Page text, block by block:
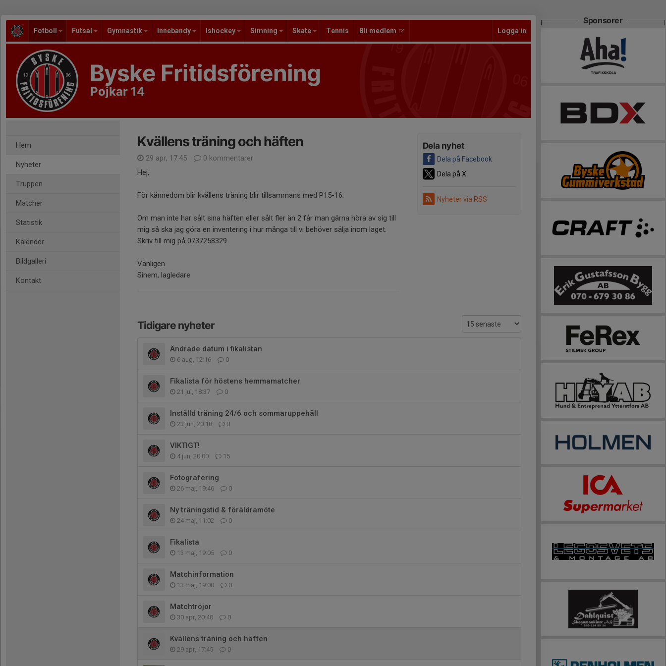
Fotboll Futsal Gymnastik Innebandy Ishockey Simning Skate Tennis Bli medlem Logga in
Byske Fritidsförening
Pojkar 14
Hem
Nyheter
Truppen
Matcher
Statistik
Kalender
Bildgalleri
Kontakt
Dela nyhet
Dela på Facebook
Dela på X
Nyheter via RSS
Kvällens träning och häften
29 apr, 17:45
0 kommentarer
Hej,
För kännedom blir kvällens träning blir tillsammans med P15-16.
Om man inte har sålt sina häften eller sålt fler än 2 får man gärna höra av sig till
mig så ska jag göra en inventering i hur många till vi behöver sälja inom laget.
Skriv till mig på 0737258329
Vänligen
Sinem, lagledare
Tidigare nyheter
Ändrade datum i fikalistan
6 aug, 12:16 0
Fikalista för höstens hemmamatcher
21 jul, 18:37 0
Inställd träning 24/6 och sommaruppehåll
23 jun, 20:18 0
VIKTIGT!
4 jun, 20:00 15
Fotografering
26 maj, 19:46 0
Ny träningstid & föräldramöte
24 maj, 11:02 0
Fikalista
13 maj, 19:05 0
Matchinformation
13 maj, 19:00 0
Matchtröjor
30 apr, 20:40 0
Kvällens träning och häften
29 apr, 17:45 0
Sponsorer